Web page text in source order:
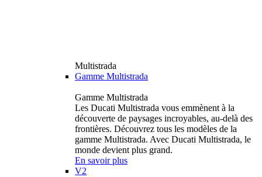
Multistrada
Gamme Multistrada
Gamme Multistrada
Les Ducati Multistrada vous emmènent à la
découverte de paysages incroyables, au-delà des
frontières. Découvrez tous les modèles de la
gamme Multistrada. Avec Ducati Multistrada, le
monde devient plus grand.
En savoir plus
V2